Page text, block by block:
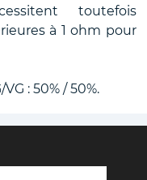
toutefois
à 1 ohm pour
: 50% / 50%.